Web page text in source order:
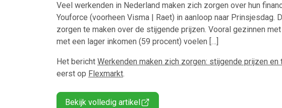
Veel werkenden in Nederland maken zich zorgen over hun
Youforce (voorheen Visma | Raet) in aanloop naar Prinsjesdag.
zorgen te maken over de stijgende prijzen. Vooral gezinnen
met een lager inkomen (59 procent) voelen […]
Het bericht Werkenden maken zich zorgen: stijgende prijzen
eerst op Flexmarkt.
Bekijk volledig artikel